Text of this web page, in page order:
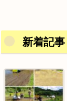
新着記事